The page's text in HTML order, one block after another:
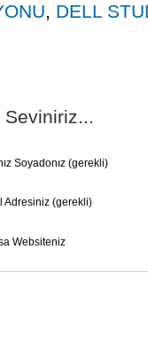
, DELL
Seviniriz...
Soyadonız (gerekli)
Adresiniz (gerekli)
Websiteniz